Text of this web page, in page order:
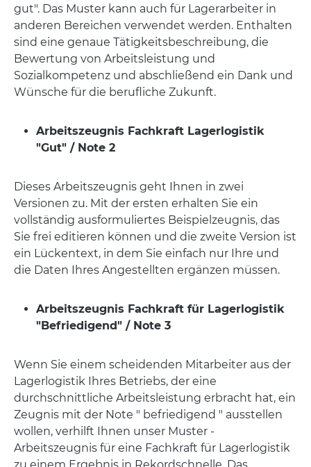
gut". Das Muster kann auch für Lagerarbeiter in
anderen Bereichen verwendet werden. Enthalten
sind eine genaue Tätigkeitsbeschreibung, die
Bewertung von Arbeitsleistung und
Sozialkompetenz und abschließend ein Dank und
Wünsche für die berufliche Zukunft.
Arbeitszeugnis Fachkraft Lagerlogistik
"Gut" / Note 2
Dieses Arbeitszeugnis geht Ihnen in zwei
Versionen zu. Mit der ersten erhalten Sie ein
vollständig ausformuliertes Beispielzeugnis, das
Sie frei editieren können und die zweite Version ist
ein Lückentext, in dem Sie einfach nur Ihre und
die Daten Ihres Angestellten ergänzen müssen.
Arbeitszeugnis Fachkraft für Lagerlogistik
"Befriedigend" / Note 3
Wenn Sie einem scheidenden Mitarbeiter aus der
Lagerlogistik Ihres Betriebs, der eine
durchschnittliche Arbeitsleistung erbracht hat, ein
Zeugnis mit der Note " befriedigend " ausstellen
wollen, verhilft Ihnen unser Muster -
Arbeitszeugnis für eine Fachkraft für Lagerlogistik